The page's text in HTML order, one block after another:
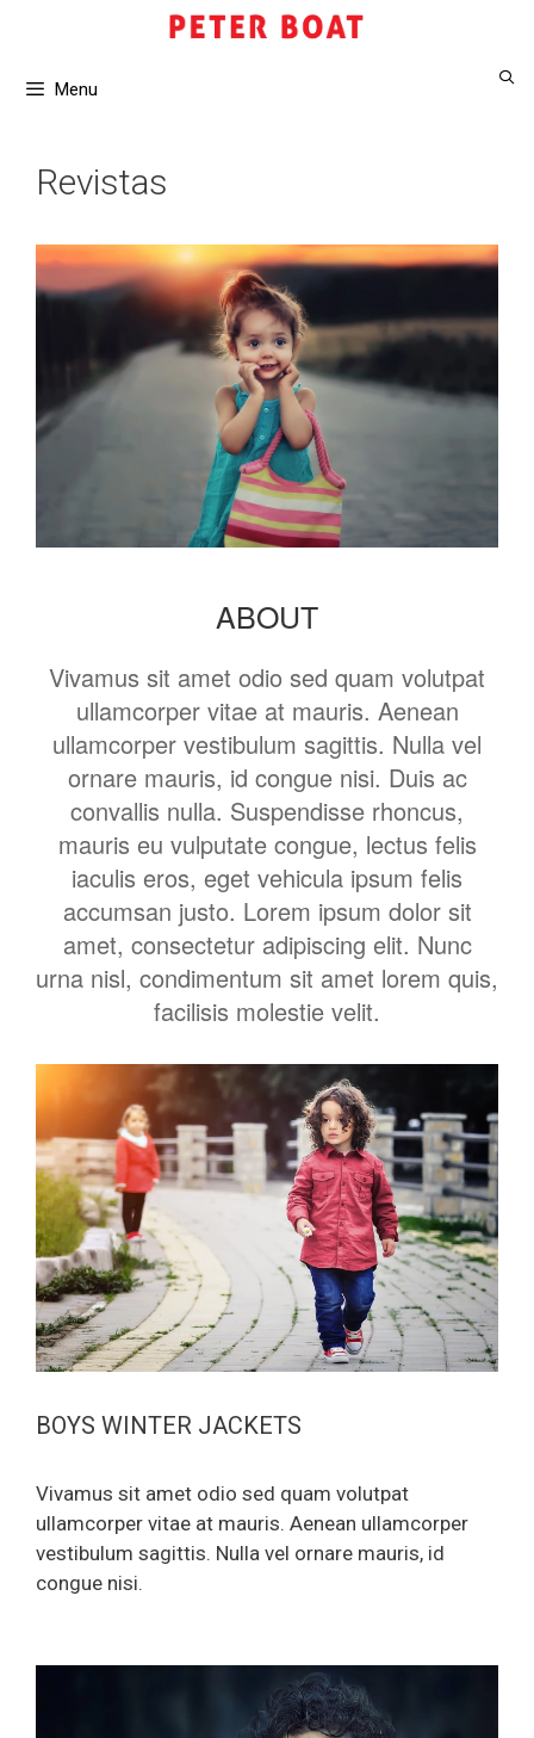
Menu
Revistas
ABOUT
Vivamus sit amet odio sed quam volutpat
ullamcorper vitae at mauris. Aenean
ullamcorper vestibulum sagittis. Nulla vel
ornare mauris, id congue nisi. Duis ac
convallis nulla. Suspendisse rhoncus,
mauris eu vulputate congue, lectus felis
iaculis eros, eget vehicula ipsum felis
accumsan justo. Lorem ipsum dolor sit
amet, consectetur adipiscing elit. Nunc
urna nisl, condimentum sit amet lorem quis,
facilisis molestie velit.
BOYS WINTER JACKETS
Vivamus sit amet odio sed quam volutpat
ullamcorper vitae at mauris. Aenean ullamcorper
vestibulum sagittis. Nulla vel ornare mauris, id
congue nisi.